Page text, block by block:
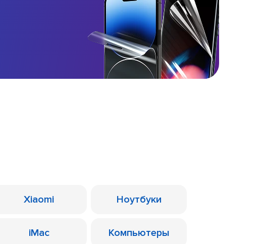
Xiaomi Ноутбуки
iMac Компьютеры